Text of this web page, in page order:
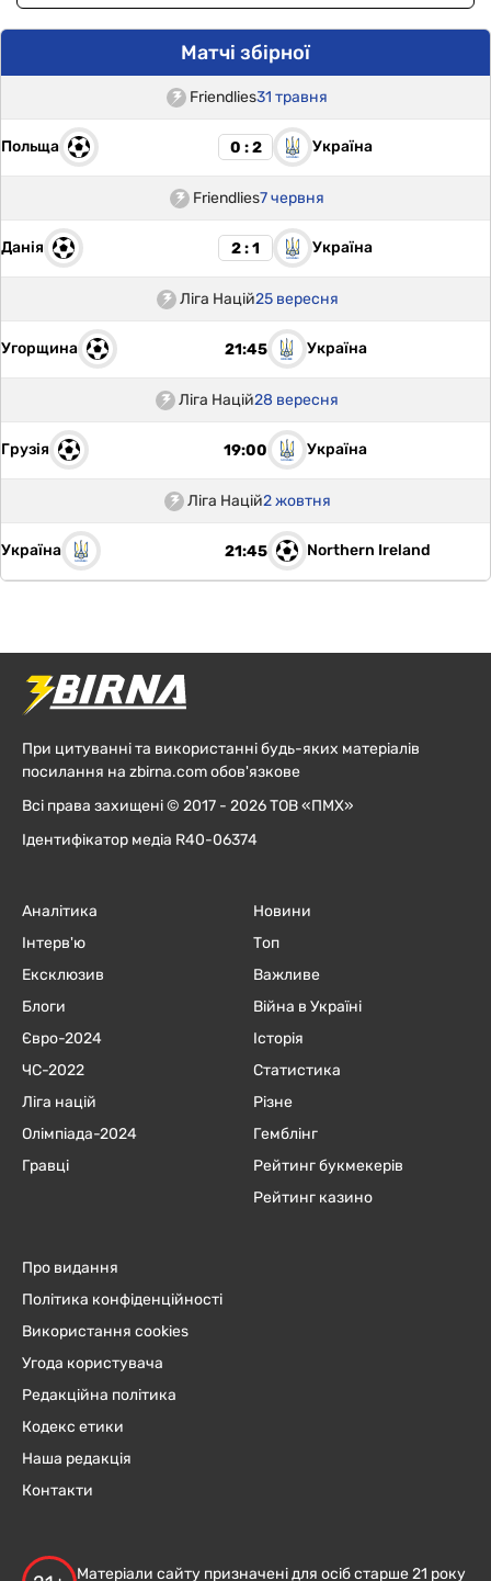
Матчі збірної
Friendlies31 травня
Польща 0 : 2 Україна
Friendlies7 червня
Данія 2 : 1 Україна
Ліга Націй25 вересня
Угорщина 21:45 Україна
Ліга Націй28 вересня
Грузія 19:00 Україна
Ліга Націй2 жовтня
Україна 21:45 Northern Ireland
При цитуванні та використанні будь-яких матеріалів
посилання на zbirna.com обов'язкове
Всі права захищені © 2017 - 2026 ТОВ «ПМХ»
Ідентифікатор медіа R40-06374
Аналітика
Інтерв'ю
Ексклюзив
Блоги
Євро-2024
ЧC-2022
Ліга націй
Олімпіада-2024
Гравці
Новини
Топ
Важливе
Війна в Україні
Історія
Статистика
Різне
Гемблінг
Рейтинг букмекерів
Рейтинг казино
Про видання
Політика конфіденційності
Використання cookies
Угода користувача
Редакційна політика
Кодекс етики
Наша редакція
Контакти
Матеріали сайту призначені для осіб старше 21 року